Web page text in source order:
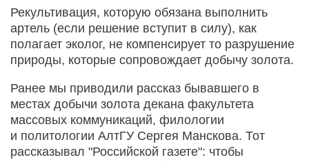
Рекультивация, которую обязана выполнить
артель (если решение вступит в силу), как
полагает эколог, не компенсирует то разрушение
природы, которые сопровождает добычу золота.
Ранее мы приводили рассказ бывавшего в
местах добычи золота декана факультета
массовых коммуникаций, филологии
и политологии АлтГУ Сергея Манскова. Тот
рассказывал "Российской газете": чтобы